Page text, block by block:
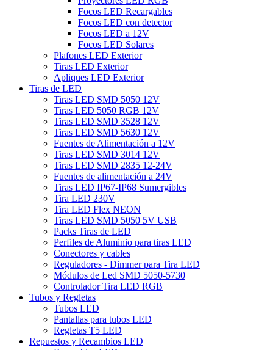
Focos LED Recargables
Focos LED con detector
Focos LED a 12V
Focos LED Solares
Plafones LED Exterior
Tiras LED Exterior
Apliques LED Exterior
Tiras de LED
Tiras LED SMD 5050 12V
Tiras LED 5050 RGB 12V
Tiras LED SMD 3528 12V
Tiras LED SMD 5630 12V
Fuentes de Alimentación a 12V
Tiras LED SMD 3014 12V
Tiras LED SMD 2835 12-24V
Fuentes de alimentación a 24V
Tiras LED IP67-IP68 Sumergibles
Tira LED 230V
Tira LED Flex NEON
Tiras LED SMD 5050 5V USB
Packs Tiras de LED
Perfiles de Aluminio para tiras LED
Conectores y cables
Reguladores - Dimmer para Tira LED
Módulos de Led SMD 5050-5730
Controlador Tira LED RGB
Tubos y Regletas
Tubos LED
Pantallas para tubos LED
Regletas T5 LED
Repuestos y Recambios LED